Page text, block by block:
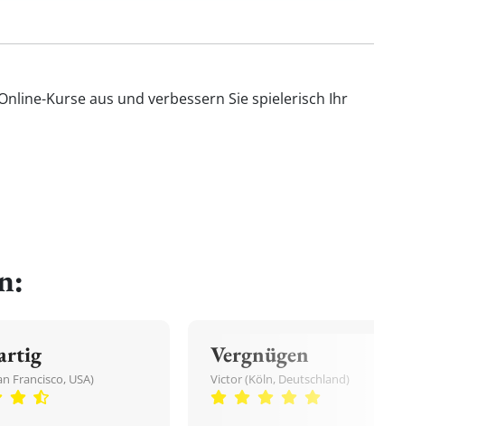
Kurse aus und verbessern Sie spielerisch Ihr
Francisco, USA)
Vergnügen
Victor (Köln, Deutschland)